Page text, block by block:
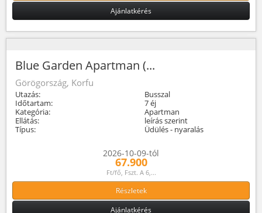
Ajánlatkérés
Blue Garden Apartman (...
Görögország, Korfu
Utazás:
Busszal
Időtartam:
7 éj
Kategória:
Apartman
Ellátás:
leírás szerint
Típus:
Üdülés - nyaralás
2026-10-09-tól
67.900
Ft/fő, Fszt. A 6,...
Részletek
Ajánlatkérés